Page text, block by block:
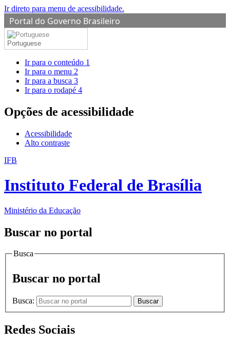
Ir direto para menu de acessibilidade.
Portal do Governo Brasileiro
Portuguese
Ir para o conteúdo 1
Ir para o menu 2
Ir para a busca 3
Ir para o rodapé 4
Opções de acessibilidade
Acessibilidade
Alto contraste
IFB
Instituto Federal de Brasília
Ministério da Educação
Buscar no portal
Busca
Buscar no portal
Busca: Buscar
Redes Sociais